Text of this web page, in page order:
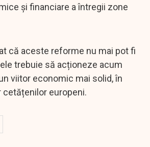
și financiare a întregii zone
că aceste reforme nu mai pot fi
trebuie să acționeze acum
viitor economic mai solid, în
europeni.